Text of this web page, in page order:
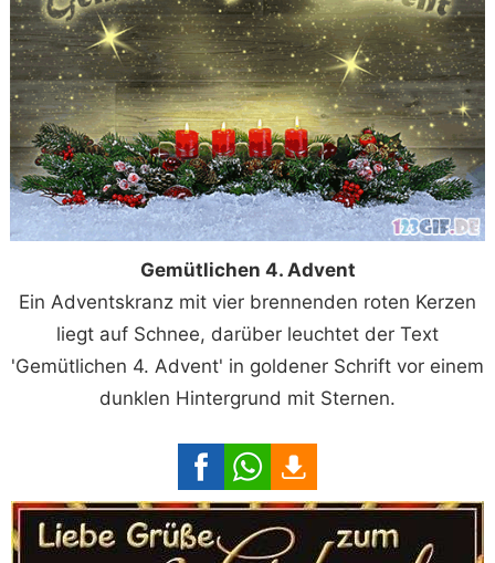
Gemütlichen 4. Advent
Ein Adventskranz mit vier brennenden roten Kerzen
liegt auf Schnee, darüber leuchtet der Text
'Gemütlichen 4. Advent' in goldener Schrift vor einem
dunklen Hintergrund mit Sternen.